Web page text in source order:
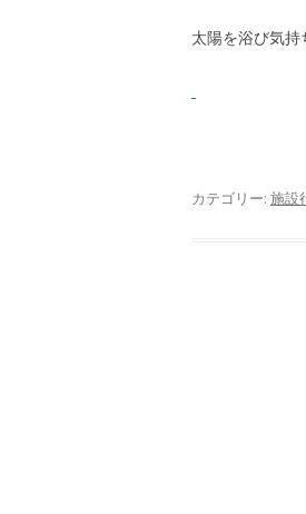
太陽を浴び気持
カテゴリー: 施設